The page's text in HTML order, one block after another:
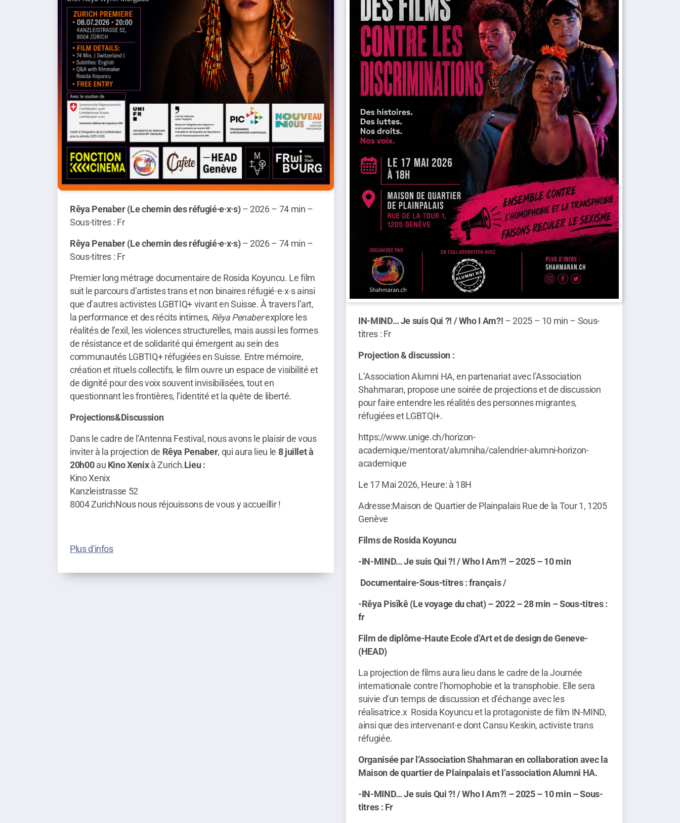
Rêya Penaber (Le chemin des réfugié·e·x·s)– 2026 – 74 min –
Sous-titres : Fr
Rêya Penaber (Le chemin des réfugié·e·x·s)– 2026 – 74 min –
Sous-titres : Fr
Premier long métrage documentaire de Rosida Koyuncu. Le film
suit le parcours d’artistes trans et non binaires réfugié·e·x·s ainsi
que d’autres activistes LGBTIQ+ vivant en Suisse. À travers l’art,
la performance et des récits intimes, Rêya Penaberexplore les
réalités de l’exil, les violences structurelles, mais aussi les formes
de résistance et de solidarité qui émergent au sein des
communautés LGBTIQ+ réfugiées en Suisse. Entre mémoire,
création et rituels collectifs, le film ouvre un espace de visibilité et
de dignité pour des voix souvent invisibilisées, tout en
questionnant les frontières, l’identité et la quête de liberté.
Projections&Discussion
Dans le cadre de l’Antenna Festival, nous avons le plaisir de vous
inviter à la projection de Rêya Penaber, qui aura lieu le 8 juillet à
20h00au Kino Xenixà Zurich. Lieu :
Kino Xenix
Kanzleistrasse 52
8004 ZurichNous nous réjouissons de vous y accueillir !
Plus d'infos
IN-MIND… Je suis Qui ?! / Who I Am?! – 2025 – 10 min – Sous-
titres : Fr
Projection & discussion :
L’Association Alumni HA, en partenariat avec l’Association
Shahmaran, propose une soirée de projections et de discussion
pour faire entendre les réalités des personnes migrantes,
réfugiées et LGBTQI+.
https://www.unige.ch/horizon-
academique/mentorat/alumniha/calendrier-alumni-horizon-
academique
Le 17 Mai 2026, Heure: à 18H
Adresse:Maison de Quartier de Plainpalais Rue de la Tour 1, 1205
Genève
Films de Rosida Koyuncu
-IN-MIND… Je suis Qui ?! / Who I Am?! – 2025 – 10 min
Documentaire-Sous-titres : français /
-Rêya Pisîkê (Le voyage du chat) – 2022 – 28 min – Sous-titres :
fr
Film dediplôme-Haute Ecole d’Art et de design de Geneve-
(HEAD)
La projection de films aura lieu dans le cadre de la Journée
internationale contre l’homophobie et la transphobie. Elle sera
suivie d’un temps de discussion et d’échange avec les
réalisatrice.x Rosida Koyuncu et l a protagoniste de film IN-MIND,
ainsi que des intervenant·e dont Cansu Keskin, activiste trans
réfugiée.
Organisée par l’Association Shahmaran en collaboration avec la
Maison de quartier de Plainpalais et l’association Alumni HA.
-IN-MIND… Je suis Qui ?! / Who I Am?! – 2025 – 10 min – Sous-
titres : Fr